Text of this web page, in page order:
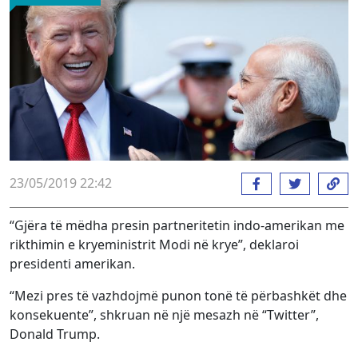
23/05/2019 22:42
“Gjëra të mëdha presin partneritetin indo-amerikan me
rikthimin e kryeministrit Modi në krye”, deklaroi
presidenti amerikan.
“Mezi pres të vazhdojmë punon tonë të përbashkët dhe
konsekuente”, shkruan në një mesazh në “Twitter”,
Donald Trump.